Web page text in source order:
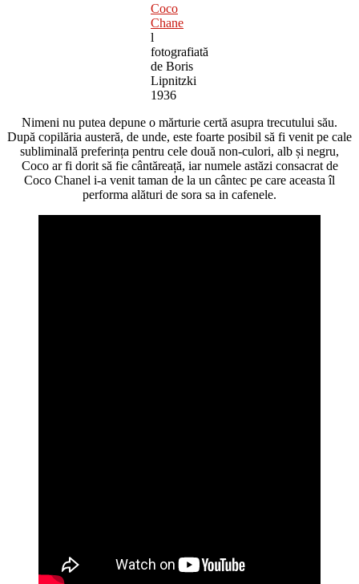
Coco
Chane
l
fotografiată
de Boris
Lipnitzki
1936
Nimeni nu putea depune o mărturie certă asupra trecutului său.
După copilăria austeră, de unde, este foarte posibil să fi venit pe cale
subliminală preferința pentru cele două non-culori, alb și negru,
Coco ar fi dorit să fie cântăreață, iar numele astăzi consacrat de
Coco Chanel i-a venit taman de la un cântec pe care aceasta îl
performa alături de sora sa in cafenele.